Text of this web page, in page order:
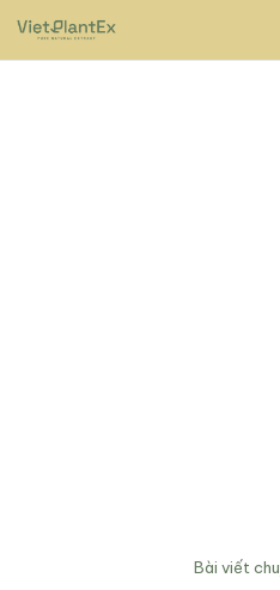
Bài viết